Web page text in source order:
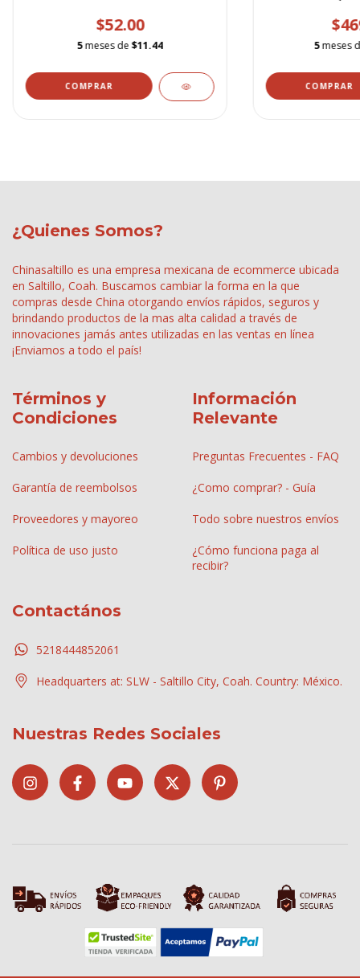
$52.00
5meses de$11.44
Solar
5meses
¿Quienes Somos?
Chinasaltillo es una empresa mexicana de ecommerce ubicada
en Saltillo, Coah. Buscamos cambiar la forma en la que
compras desde China otorgando envíos rápidos, seguros y
brindando productos de la mas alta calidad a través de
innovaciones jamás antes utilizadas en las ventas en línea
¡Enviamos a todo el país!
Términos y
Condiciones
Cambios y devoluciones
Garantía de reembolsos
Proveedores y mayoreo
Política de uso justo
Información
Relevante
Preguntas Frecuentes - FAQ
¿Como comprar? - Guía
Todo sobre nuestros envíos
¿Cómo funciona paga al
recibir?
Contactános
5218444852061
Headquarters at: SLW - Saltillo City, Coah. Country: México.
Nuestras Redes Sociales